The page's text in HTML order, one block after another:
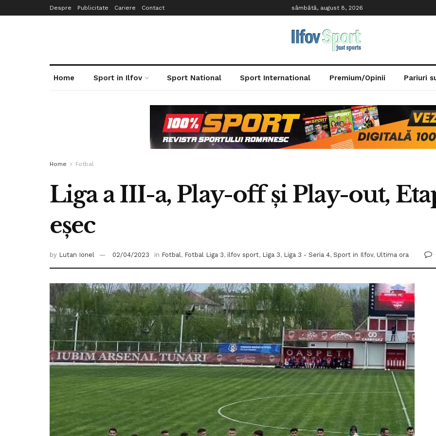
Despre Publicitate Cariere Contact sâmbătă, august 8, 2026
Home Sport in Ilfov Sport National Sport International Premium/Opinii Pariuri
Home Fotbal
Liga a III-a, Play-off și Play-out,
eșec
by Lutan Ionel 02/04/2023 in Fotbal, Fotbal Liga 3, ilfov sport, Liga 3, Liga 3 - Seria 4, Sport in Ilfov, Ultima ora